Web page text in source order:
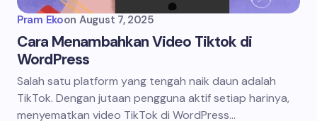
Pram Ekoon August 7, 2025
Cara Menambahkan Video Tiktok di
WordPress
Salah satu platform yang tengah naik daun adalah
TikTok. Dengan jutaan pengguna aktif setiap harinya,
menyematkan video TikTok di WordPress…